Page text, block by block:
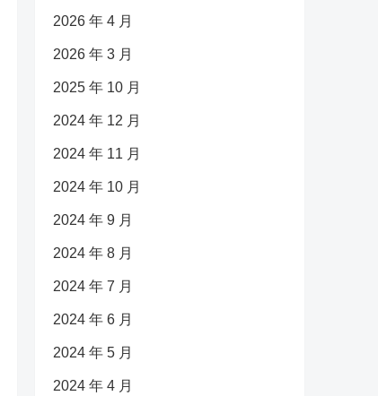
2026 年 4 月
2026 年 3 月
2025 年 10 月
2024 年 12 月
2024 年 11 月
2024 年 10 月
2024 年 9 月
2024 年 8 月
2024 年 7 月
2024 年 6 月
2024 年 5 月
2024 年 4 月